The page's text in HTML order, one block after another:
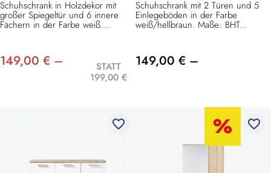
Schuhschrank in Holzdekor mit
großer Spiegeltür und 6 innere
Fächern in der Farbe weiß....
149,00 € –
STATT
199,00 €
Schuhschrank mit 2 Türen und 5
Einlegeböden in der Farbe
weiß/hellbraun. Maße: BHT...
149,00 € –
favorite_border favorite_border